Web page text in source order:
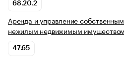
68.20.2
Аренда и управление
нежилым недвижимым имуществом
47.65